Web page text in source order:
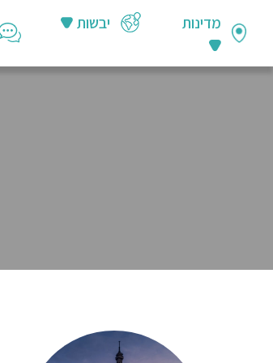
מדינות יבשות